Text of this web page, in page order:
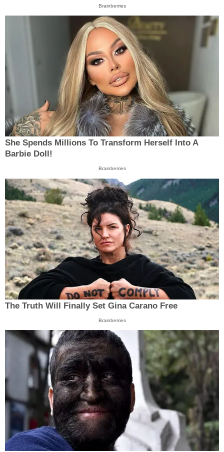
Brainberries
She Spends Millions To Transform Herself Into A
Barbie Doll!
Brainberries
The Truth Will Finally Set Gina Carano Free
Brainberries